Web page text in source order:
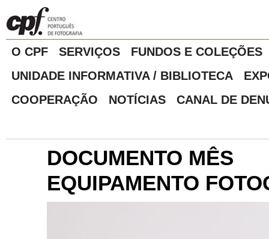
O CPF SERVIÇOS
FUNDOS E COLEÇÕES
UNIDADE INFORMATIVA / BIBLIOTECA
COOPERAÇÃO
NOTÍCIAS CANAL DE
DOCUMENTO MÊS
EQUIPAMENTO